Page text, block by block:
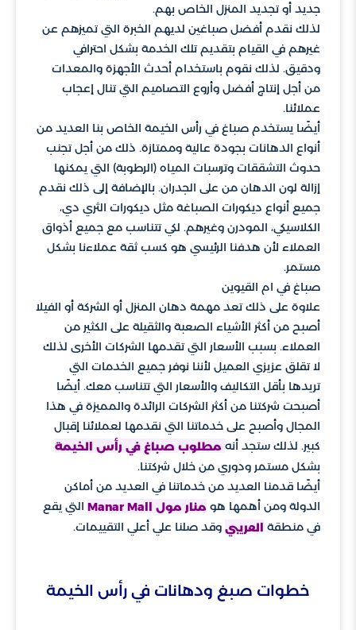
جديد أو تجديد المنزل الخاص بهم.
لذلك نقدم أفضل صباغين لديهم الخبرة التي تميزهم عن
غيرهم في القيام بتقديم تلك الخدمة بشكل احترافي
ودقيق. لذلك نقوم باستخدام أحدث الأجهزة والمعدات
من أجل إنتاج أفضل وأروع التصاميم التي تنال إعجاب
عملائنا.
أيضًا يستخدم صباغ في رأس الخيمة الخاص بنا العديد من
أنواع الدهانات بجودة عالية وممتازة. ذلك من أجل تجنب
حدوث التشققات وترسبات المياه (الرطوبة) التي يمكنها
إزالة لون الدهان من على الجدران. بالإضافة إلى ذلك نقدم
جميع أنواع ديكورات الصباغة مثل ديكورات الثري دي،
الكلاسيكي، المودرن وغيرهم. لكي تتناسب مع جميع أذواق
العملاء لأن هدفنا الرئيسي هو كسب ثقة عملاءنا بشكل
مستمر.
صباغ في ام القيوين
علاوة على ذلك تعد مهمة دهان المنزل أو الشركة أو الفيلا
أصبح من أكثر الأشياء الصعبة والثقيلة على الكثير من
العملاء. بسبب الأسعار التي تقدمها الشركات الأخرى لذلك
لا تقلق عزيزي العميل لأننا نوفر جميع الخدمات التي
تريدها بأقل التكاليف والأسعار التي تتناسب معك. أيضًا
أصبحت شركتنا من أكثر الشركات الرائدة والمميزة في هذا
المجال وأصبح على خدماتنا التي نقدمها لعملائنا إقبال
كبير. لذلك ستجد أنه مطلوب صباغ في رأس الخيمة
بشكل مستمر ودوري من خلال شركتنا.
أيضًا قدمنا العديد من خدماتنا في العديد من أماكن
الدولة ومن أهمها هو منار مول Manar Mall
التي يقع
في منطقة العريبي وقد صلنا علي أعلي التقييمات.
خطوات صبغ ودهانات في رأس الخيمة